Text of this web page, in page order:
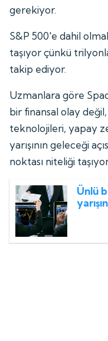
gerekiyor.
S&P 500'e dahil
taşıyor çünkü
takip ediyor.
Uzmanlara göre
bir finansal olay
teknolojileri, yapay
yarışının geleceği
noktası niteliği
Ünlü